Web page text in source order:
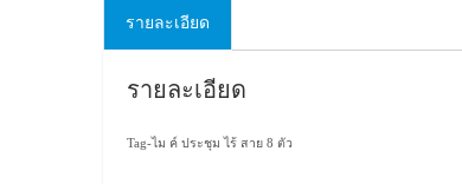
รายละเอียด
รายละเอียด
Tag-ไม ค์ ประชุม ไร้ สาย 8 ตัว